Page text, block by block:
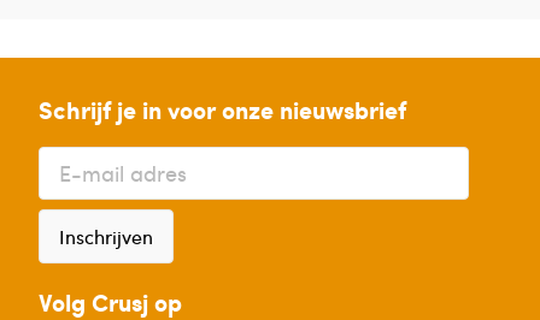
Schrijf je in voor onze nieuwsbrief
Inschrijven
Volg Crusj op